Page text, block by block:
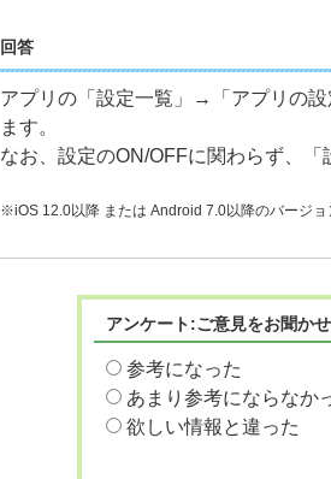
回答
アプリの「設定一覧」→「アプリの
ます。
なお、設定のON/OFFに関わらず、
※iOS 12.0以降 または Android 7.0以降のバージョ
アンケート:ご意見をお聞か
参考になった
あまり参考にならなか
欲しい情報と違った